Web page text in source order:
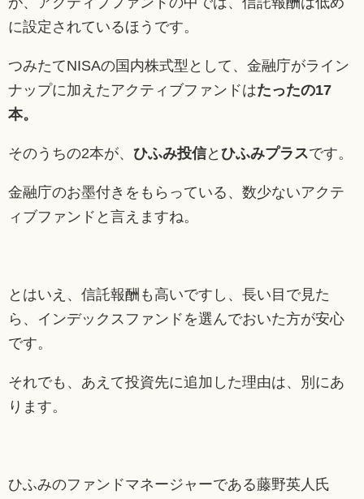
に設定されているほうです。
つみたてNISAの国内株式型として、金融庁がライン
ナップに加えたアクティブファンドはたったの17
本。
そのうちの2本が、 ひふみ投信と ひふみプラスです。
金融庁のお墨付きをもらっている、数少ないアクテ
ィブファンドと言えますね。
とはいえ、信託報酬も高いですし、長い目で見た
ら、インデックスファンドを選んでおいた方が安心
です。
それでも、あえて投資先に追加した理由は、別にあ
ります。
ひふみのファンドマネージャーである藤野英人氏